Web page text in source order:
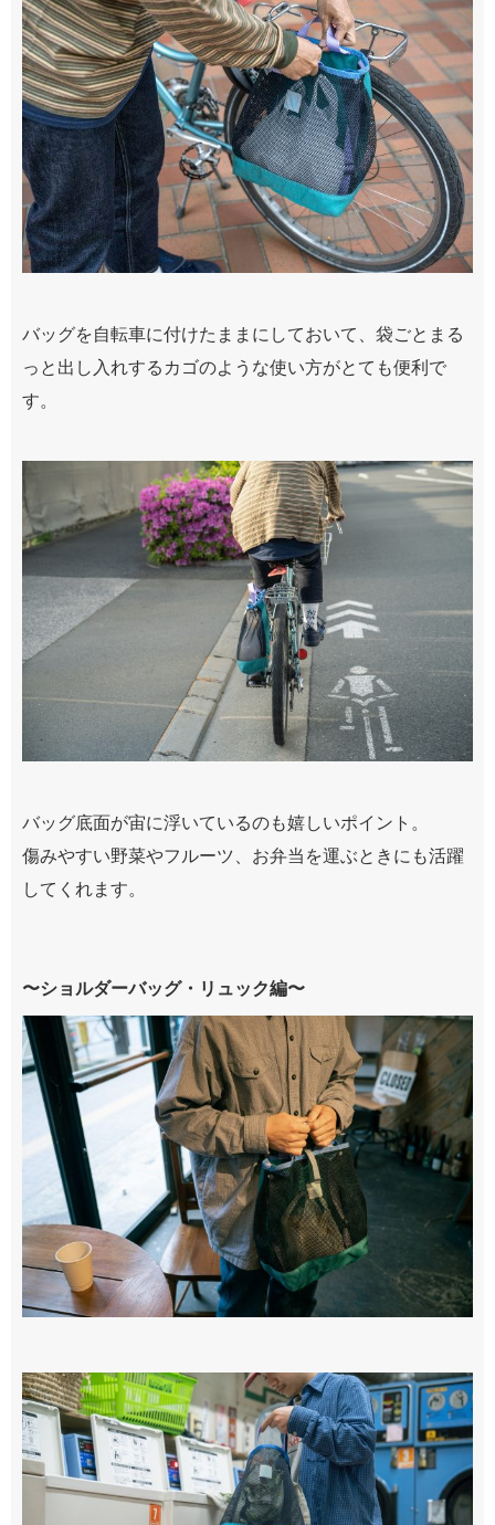
バッグを自転車に付けたままにしておいて、袋ごとまる
っと出し入れするカゴのような使い方がとても便利で
す。
バッグ底面が宙に浮いているのも嬉しいポイント。
傷みやすい野菜やフルーツ、お弁当を運ぶときにも活躍
してくれます。
〜ショルダーバッグ・リュック編〜